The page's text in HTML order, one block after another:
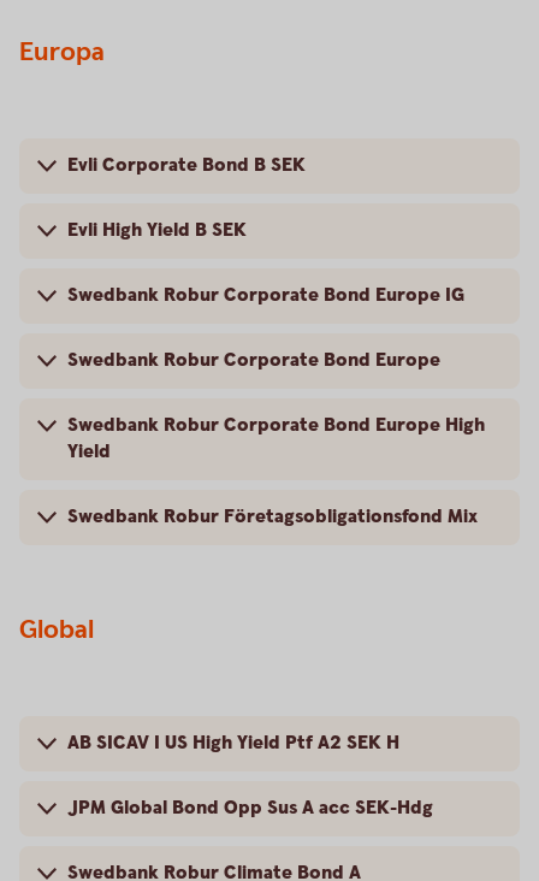
Europa
Evli Corporate Bond B SEK
Evli High Yield B SEK
Swedbank Robur Corporate Bond Europe IG
Swedbank Robur Corporate Bond Europe
Swedbank Robur Corporate Bond Europe High
Yield
Swedbank Robur Företagsobligationsfond Mix
Global
AB SICAV I US High Yield Ptf A2 SEK H
JPM Global Bond Opp Sus A acc SEK-Hdg
Swedbank Robur Climate Bond A